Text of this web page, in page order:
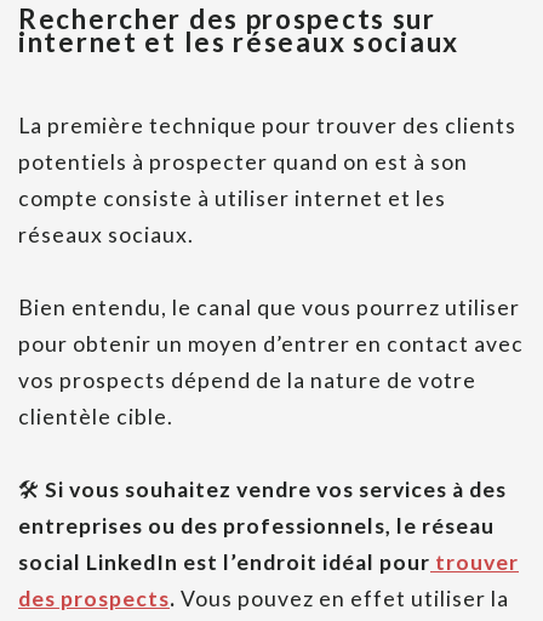
Rechercher des prospects sur
internet et les réseaux sociaux
La première technique pour trouver des clients
potentiels à prospecter quand on est à son
compte consiste à utiliser internet et les
réseaux sociaux.
Bien entendu, le canal que vous pourrez utiliser
pour obtenir un moyen d’entrer en contact avec
vos prospects dépend de la nature de votre
clientèle cible.
🛠 Si vous souhaitez vendre vos services à des
entreprises ou des professionnels, le réseau
social LinkedIn est l’endroit idéal pour trouver
des prospects. Vous pouvez en effet utiliser la